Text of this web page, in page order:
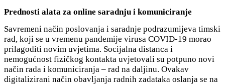
Prednosti alata za online saradnju i komuniciranje
Savremeni način poslovanja i saradnje podrazumijeva timski
rad, koji se u vremenu pandemije virusa COVID-19 morao
prilagoditi novim uvjetima. Socijalna distanca i
nemogućnost fizičkog kontakta uvjetovali su potpuno novi
način rada i komuniciranja – rad na daljinu. Ovakav
digitalizirani način obavljanja radnih zadataka oslanja se na